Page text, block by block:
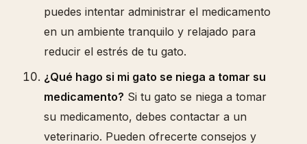
puedes intentar administrar el medicamento
en un ambiente tranquilo y relajado para
reducir el estrés de tu gato.
¿Qué hago si mi gato se niega a tomar su
medicamento? Si tu gato se niega a tomar
su medicamento, debes contactar a un
veterinario. Pueden ofrecerte consejos y